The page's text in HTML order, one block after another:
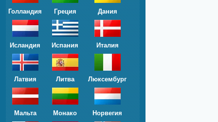
Голландия Греция Дания
Исландия Испания Италия
Латвия Литва Люксембург
Мальта Монако Норвегия